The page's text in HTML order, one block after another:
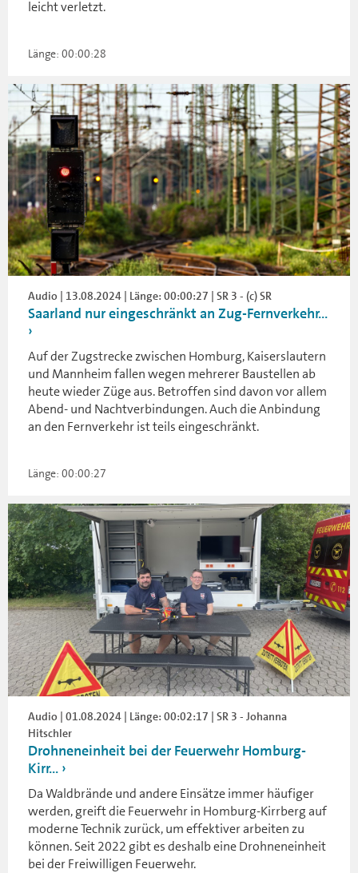
leicht verletzt.
Länge: 00:00:28
Audio | 13.08.2024 | Länge: 00:00:27 | SR 3 - (c) SR
Saarland nur eingeschränkt an Zug-Fernverkehr...
Auf der Zugstrecke zwischen Homburg, Kaiserslautern
und Mannheim fallen wegen mehrerer Baustellen ab
heute wieder Züge aus. Betroffen sind davon vor allem
Abend- und Nachtverbindungen. Auch die Anbindung
an den Fernverkehr ist teils eingeschränkt.
Länge: 00:00:27
Audio | 01.08.2024 | Länge: 00:02:17 | SR 3 - Johanna
Hitschler
Drohneneinheit bei der Feuerwehr Homburg-
Kirr...
Da Waldbrände und andere Einsätze immer häufiger
werden, greift die Feuerwehr in Homburg-Kirrberg auf
moderne Technik zurück, um effektiver arbeiten zu
können. Seit 2022 gibt es deshalb eine Drohneneinheit
bei der Freiwilligen Feuerwehr.